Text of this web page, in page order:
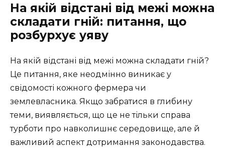
На якій відстані від межі можна
складати гній: питання, що
розбурхує уяву
На якій відстані від межі можна складати гній?
Це питання, яке неодмінно виникає у
свідомості кожного фермера чи
землевласника. Якщо забратися в глибину
теми, виявляється, що це не тільки справа
турботи про навколишнє середовище, але й
важливий аспект дотримання законодавства.